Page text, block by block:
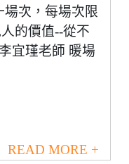
場次，每場次限
的價值--從不
宜瑾老師 暖場
READ MORE +